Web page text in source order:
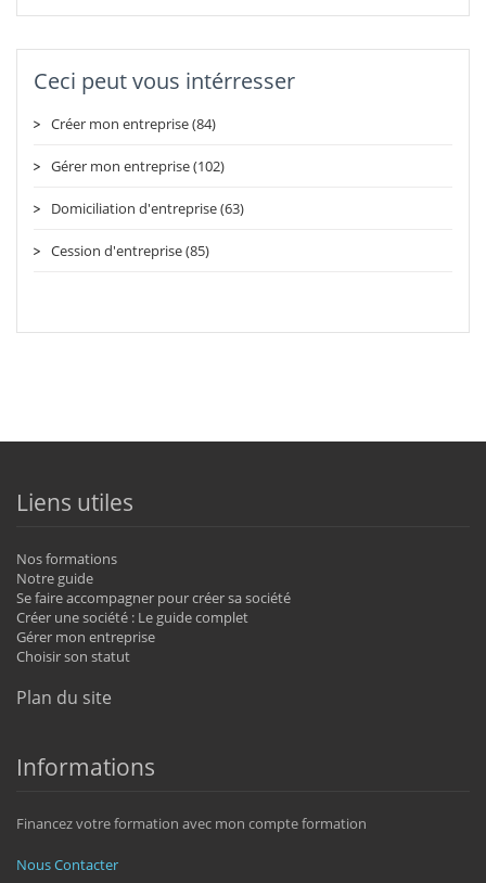
Ceci peut vous intérresser
Créer mon entreprise (84)
Gérer mon entreprise (102)
Domiciliation d'entreprise (63)
Cession d'entreprise (85)
Liens utiles
Nos formations
Notre guide
Se faire accompagner pour créer sa société
Créer une société : Le guide complet
Gérer mon entreprise
Choisir son statut
Plan du site
Informations
Financez votre formation avec mon compte formation
Nous Contacter